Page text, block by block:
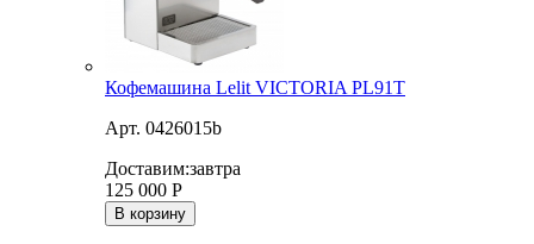
Кофемашина Lelit VICTORIA PL91T
Арт. 0426015b
Доставим:завтра
125 000 Р
В корзину